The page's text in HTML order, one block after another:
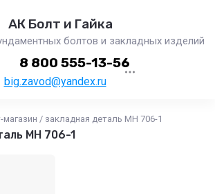
АК Болт и Гайка
болтов и закладных изделий
big.zavod@yandex.ru
8 800 555-13-56
магазин / закладная деталь МН 706-1
МН 706-1